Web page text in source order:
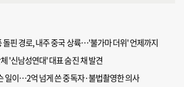
돌핀 경로, 내주 중국 상륙…'불가마 더위' 언제까지
'신남성연대' 대표 숨진 채 발견
일이…2억 넘게 쓴 중독자·불법촬영한 의사